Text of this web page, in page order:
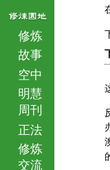
修炼
故事
空中
明慧
周刊
正法
修炼
交流